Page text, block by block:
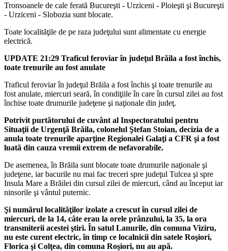
Tronsoanele de cale ferată Bucureşti - Urziceni - Ploieşti şi Bucureşti
- Urziceni - Slobozia sunt blocate.
Toate localităţile de pe raza judeţului sunt alimentate cu energie
electrică.
UPDATE 21:29 Traficul feroviar în judeţul Brăila a fost închis,
toate trenurile au fost anulate
Traficul feroviar în judeţul Brăila a fost închis şi toate trenurile au
fost anulate, miercuri seară, în condiţiile în care în cursul zilei au fost
închise toate drumurile judeţene şi naţionale din judeţ.
Potrivit purtătorului de cuvânt al Inspectoratului pentru
Situaţii de Urgenţă Brăila, colonelul Ştefan Stoian, decizia de a
anula toate trenurile aparţine Regionalei Galaţi a CFR şi a fost
luată din cauza vremii extrem de nefavorabile.
De asemenea, în Brăila sunt blocate toate drumurile naţionale şi
judeţene, iar bacurile nu mai fac treceri spre judeţul Tulcea şi spre
Insula Mare a Brăilei din cursul zilei de miercuri, când au început iar
ninsorile şi vântul puternic.
Şi numărul localităţilor izolate a crescut în cursul zilei de
miercuri, de la 14, câte erau la orele prânzului, la 35, la ora
transmiterii acestei ştiri. În satul Lanurile, din comuna Viziru,
nu este curent electric, în timp ce localnicii din satele Roşiori,
Florica şi Colţea, din comuna Roşiori, nu au apă.